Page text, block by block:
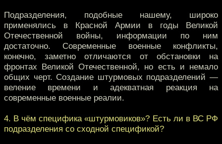
Подразделения, подобные нашему, широко
применялись в Красной Армии в годы Великой
Отечественной войны, информации по ним
достаточно. Современные военные конфликты,
конечно, заметно отличаются от обстановки на
фронтах Великой Отечественной, но есть и немало
общих черт. Создание штурмовых подразделений —
веление времени и адекватная реакция на
современные военные реалии.
4. В чём специфика «штурмовиков»? Есть ли в ВС РФ
подразделения со сходной спецификой?